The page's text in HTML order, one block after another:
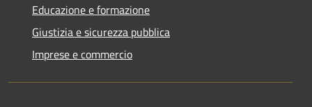
Educazione e formazione
Giustizia e sicurezza pubblica
Imprese e commercio